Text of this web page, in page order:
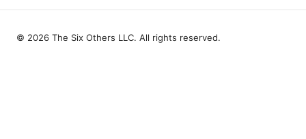
© 2026 The Six Others LLC. All rights reserved.